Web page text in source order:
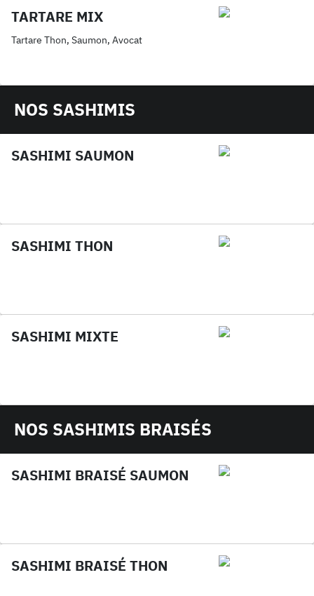
TARTARE MIX
Tartare Thon, Saumon, Avocat
NOS SASHIMIS
SASHIMI SAUMON
SASHIMI THON
SASHIMI MIXTE
NOS SASHIMIS BRAISÉS
SASHIMI BRAISÉ SAUMON
SASHIMI BRAISÉ THON